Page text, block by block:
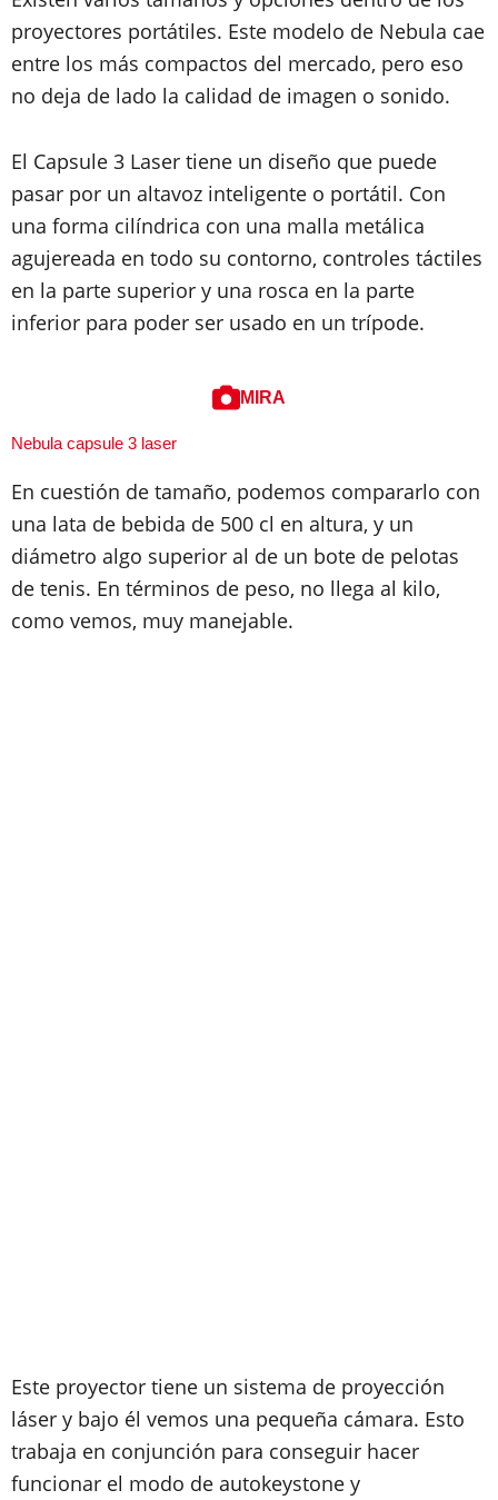
proyectores portátiles. Este modelo de Nebula cae
entre los más compactos del mercado, pero eso
no deja de lado la calidad de imagen o sonido.
El Capsule 3 Laser tiene un diseño que puede
pasar por un altavoz inteligente o portátil. Con
una forma cilíndrica con una malla metálica
agujereada en todo su contorno, controles táctiles
en la parte superior y una rosca en la parte
inferior para poder ser usado en un trípode.
MIRA
Nebula capsule 3 laser
En cuestión de tamaño, podemos compararlo con
una lata de bebida de 500 cl en altura, y un
diámetro algo superior al de un bote de pelotas
de tenis. En términos de peso, no llega al kilo,
como vemos, muy manejable.
Este proyector tiene un sistema de proyección
láser y bajo él vemos una pequeña cámara. Esto
trabaja en conjunción para conseguir hacer
funcionar el modo de autokeystone y